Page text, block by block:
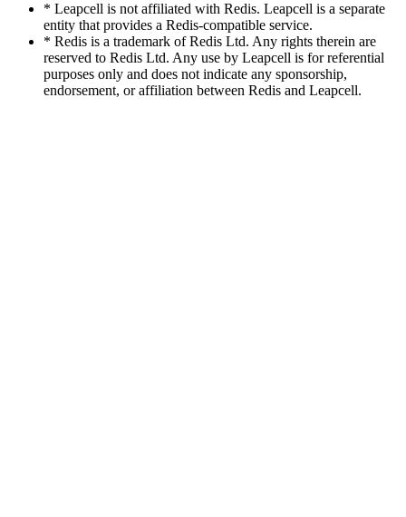
* Leapcell is not affiliated with Redis. Leapcell is a separate
entity that provides a Redis-compatible service.
* Redis is a trademark of Redis Ltd. Any rights therein are
reserved to Redis Ltd. Any use by Leapcell is for referential
purposes only and does not indicate any sponsorship,
endorsement, or affiliation between Redis and Leapcell.